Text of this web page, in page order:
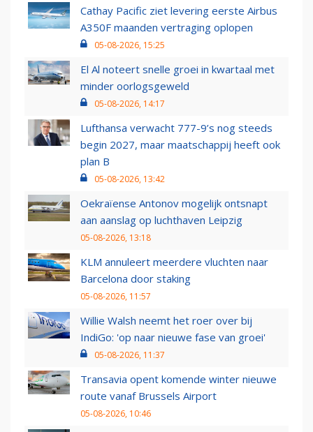
Cathay Pacific ziet levering eerste Airbus
A350F maanden vertraging oplopen
05-08-2026, 15:25
El Al noteert snelle groei in kwartaal met
minder oorlogsgeweld
05-08-2026, 14:17
Lufthansa verwacht 777-9’s nog steeds
begin 2027, maar maatschappij heeft ook
plan B
05-08-2026, 13:42
Oekraïense Antonov mogelijk ontsnapt
aan aanslag op luchthaven Leipzig
05-08-2026, 13:18
KLM annuleert meerdere vluchten naar
Barcelona door staking
05-08-2026, 11:57
Willie Walsh neemt het roer over bij
IndiGo: 'op naar nieuwe fase van groei'
05-08-2026, 11:37
Transavia opent komende winter nieuwe
route vanaf Brussels Airport
05-08-2026, 10:46